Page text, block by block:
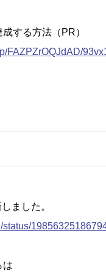
する方法（PR）
FAZPZrOQJdAD/
ました。
status/
は